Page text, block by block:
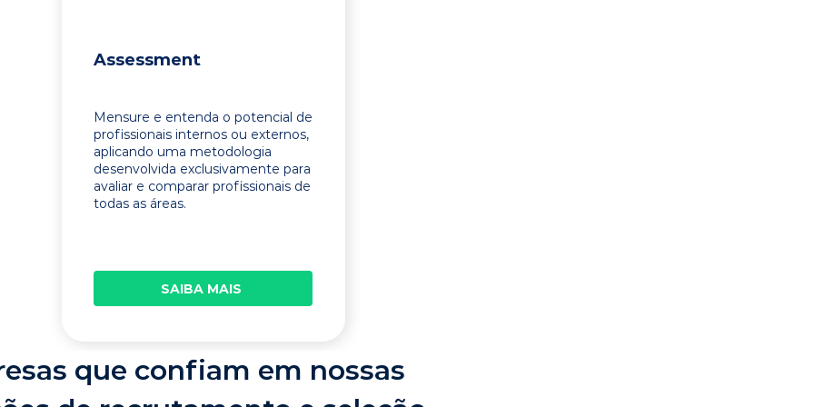
Assessment
Mensure e entenda o potencial de
profissionais internos ou externos,
aplicando uma metodologia
desenvolvida exclusivamente para
avaliar e comparar profissionais de
todas as áreas.
SAIBA MAIS
que confiam em nossas